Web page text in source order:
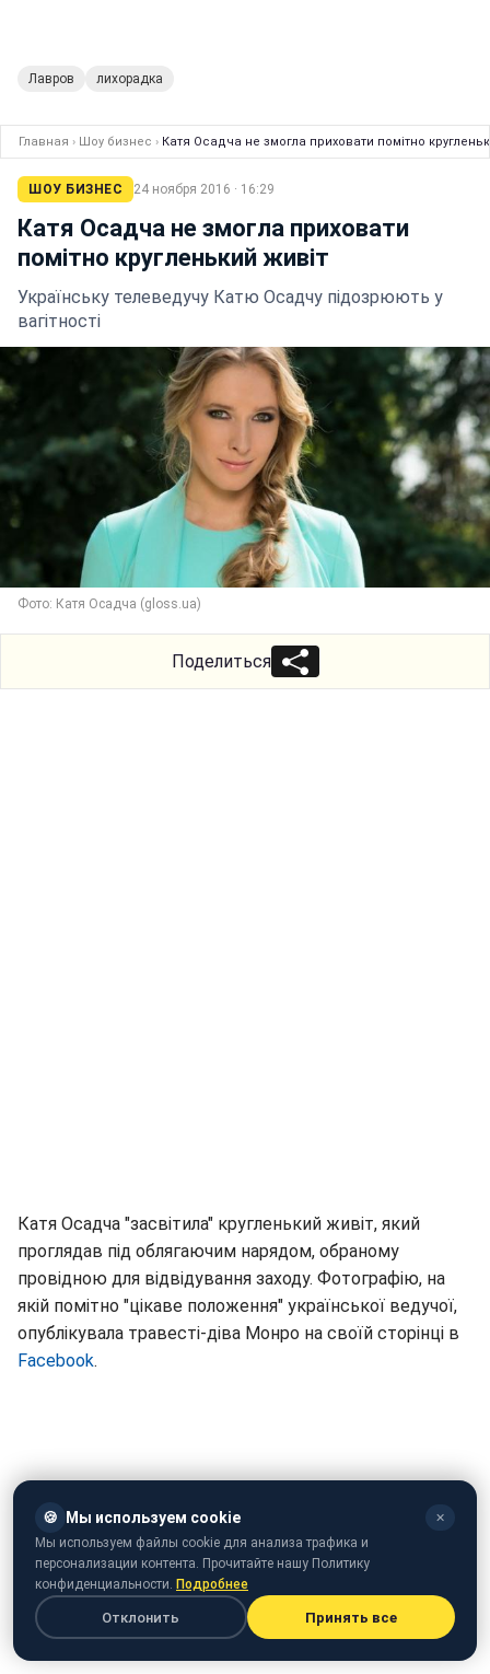
Лавров лихорадка
Главная › Шоу бизнес › Катя Осадча не змогла приховати помітно
ШОУ БИЗНЕС 24 ноября 2016 · 16:29
Катя Осадча не змогла приховати
помітно кругленький живіт
Українську телеведучу Катю Осадчу підозрюють у
вагітності
Фото: Катя Осадча (gloss.ua)
Поделиться
Катя Осадча "засвітила" кругленький живіт, який
проглядав під облягаючим нарядом, обраному
провідною для відвідування заходу. Фотографію, на
якій помітно "цікаве положення" української ведучої,
опублікувала травесті-діва Монро на своїй сторінці в
Facebook.
🍪 Мы используем cookie ✕
Мы используем файлы cookie для анализа трафика и
персонализации контента. Прочитайте нашу Политику
конфиденциальности. Подробнее
Отклонить Принять все